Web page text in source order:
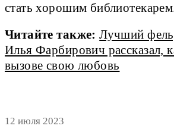
стать хорошим
Читайте также: Лучший
Илья Фарбирович рассказал,
вызове свою любовь
12 июля 2023